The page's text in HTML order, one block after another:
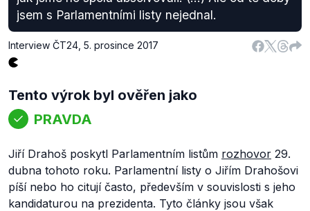
jsem s Parlamentními listy nejednal.
Interview ČT24 5. prosince 2017
Tento výrok byl ověřen jako
PRAVDA
Jiří Drahoš poskytl Parlamentním listům rozhovor 29.
dubna tohoto roku. Parlamentní listy o Jiřím Drahošovi
píší nebo ho citují často, především v souvislosti s jeho
kandidaturou na prezidenta. Tyto články jsou však